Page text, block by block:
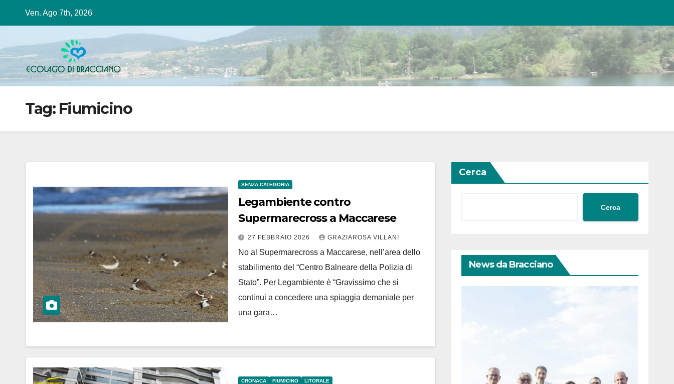
Ven. Ago 7th, 2026
Tag: Fiumicino
SENZA CATEGORIA
Legambiente contro
Supermarecross a Maccarese
27 FEBBRAIO 2026 GRAZIAROSA VILLANI
No al Supermarecross a Maccarese, nell’area dello
stabilimento del “Centro Balneare della Polizia di
Stato”. Per Legambiente è “Gravissimo che si
continui a concedere una spiaggia demaniale per
una gara…
CRONACA FIUMICINO LITORALE
Cerca
Cerca
News da Bracciano